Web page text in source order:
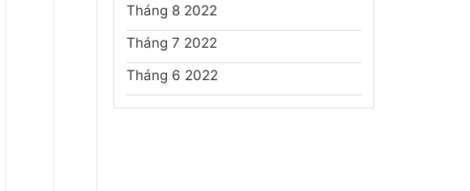
Tháng 8 2022
Tháng 7 2022
Tháng 6 2022